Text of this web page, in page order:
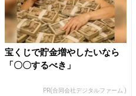
宝くじで貯金増やしたいなら
「〇〇するべき」
PR(合同会社デジタルファーム )